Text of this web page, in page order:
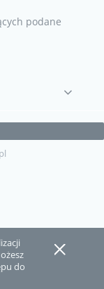
do
podane